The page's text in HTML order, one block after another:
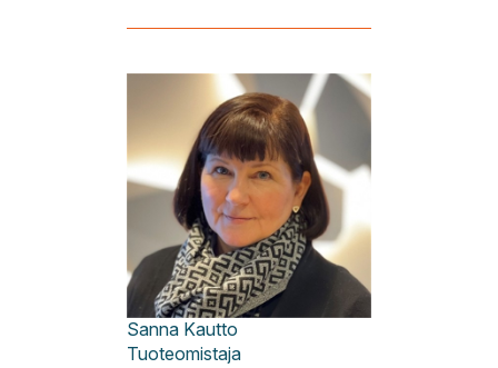
Sanna Kautto
Tuoteomistaja